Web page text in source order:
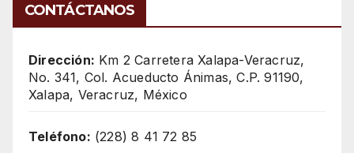
CONTÁCTANOS
Dirección: Km 2 Carretera Xalapa-Veracruz,
No. 341, Col. Acueducto Ánimas, C.P. 91190,
Xalapa, Veracruz, México
Teléfono: (228) 8 41 72 85